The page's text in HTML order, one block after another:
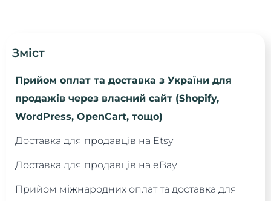
Зміст
Прийом оплат та доставка з України для
продажів через власний сайт (Shopify,
WordPress, OpenCart, тощо)
Доставка для продавців на Etsy
Доставка для продавців на eBay
Прийом міжнародних оплат та доставка для